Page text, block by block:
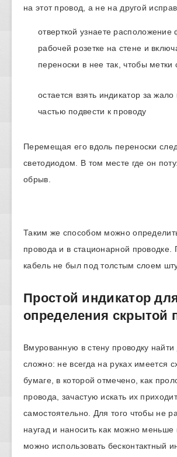
на этот провод, а не на другой
отверткой узнаете расположение
рабочей розетке на стене и
переноски в нее так, чтобы метки
остается взять индикатор за жало
частью подвести к проводу
Перемещая его вдоль переноски
светодиодом. В том месте где он
обрыв.
Таким же способом можно
провода и в стационарной проводке.
кабель не был под толстым слоем
Простой индикатор
определения скрытой
Вмурованную в стену проводку найти
сложно: не всегда на руках имеется
бумаге, в которой отмечено, как
провода, зачастую искать их
самостоятельно. Для того чтобы не
наугад и наносить как можно меньше
можно использовать бесконтактный